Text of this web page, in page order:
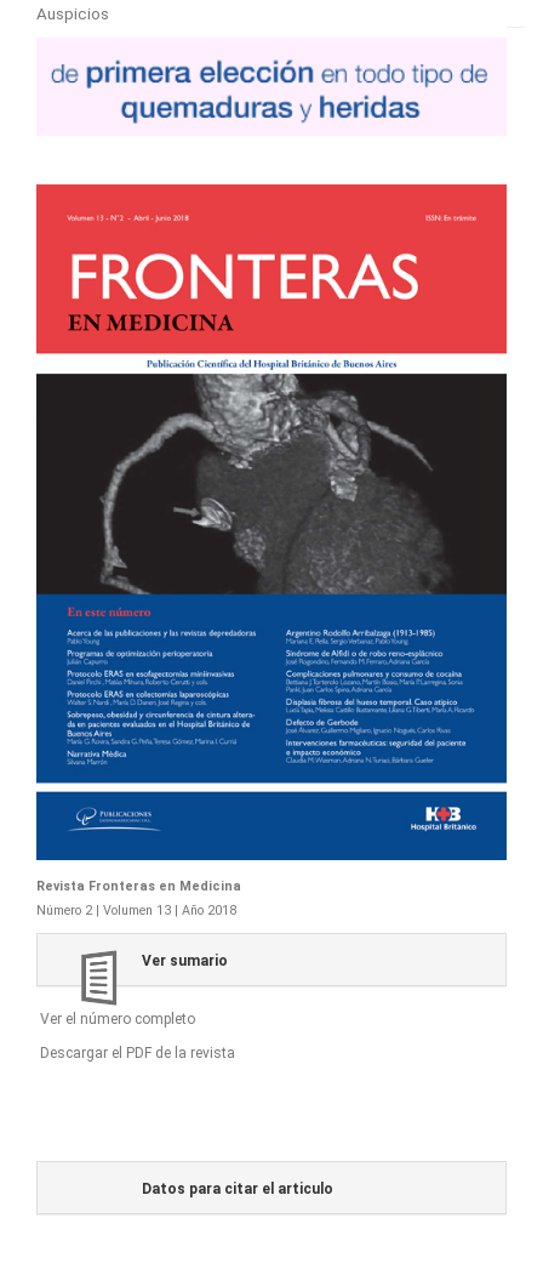
Auspicios
Revista Fronteras en Medicina
Número 2 | Volumen 13 | Año 2018
Ver sumario
Ver el número completo
Descargar el PDF de la revista
Datos para citar el articulo